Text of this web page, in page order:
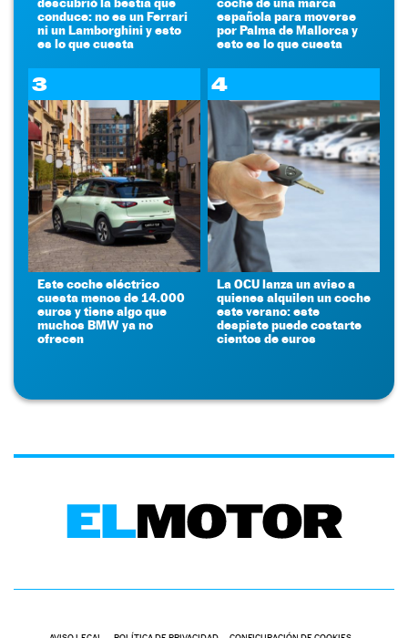
conduce: no es un Ferrari
ni un Lamborghini y esto
es lo que cuesta
española para moverse
por Palma de Mallorca y
esto es lo que cuesta
3
Este coche eléctrico
cuesta menos de 14.000
euros y tiene algo que
muchos BMW ya no
ofrecen
4
La OCU lanza un aviso a
quienes alquilen un coche
este verano: este
despiste puede costarte
cientos de euros